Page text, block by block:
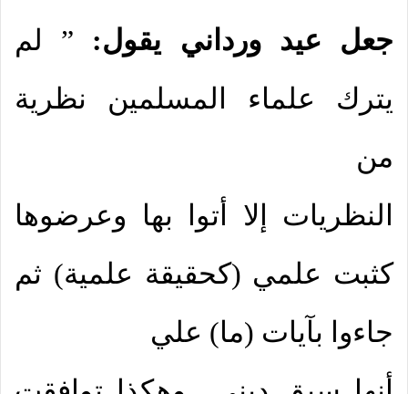
جعل عيد ورداني يقول: ” لم
يترك علماء المسلمين نظرية
من
النظريات إلا أتوا بها وعرضوها
كثبت علمي (كحقيقة علمية) ثم
جاءوا بآيات (ما) علي